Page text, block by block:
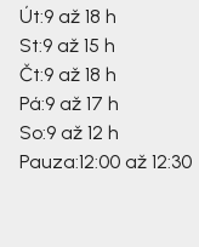
Út:9 až 18 h
St:9 až 15 h
Čt:9 až 18 h
Pá:9 až 17 h
So:9 až 12 h
Pauza:12:00 až 12:30